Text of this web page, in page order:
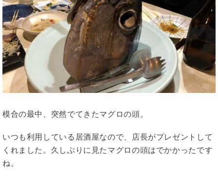
模合の最中、突然でてきたマグロの頭。
いつも利用している居酒屋なので、店長がプレゼントして
くれました。久しぶりに見たマグロの頭はでかかったです
ね。